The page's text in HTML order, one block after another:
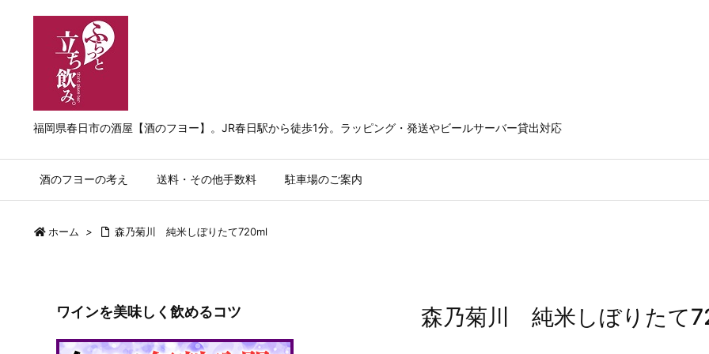
福岡県春日市の酒屋【酒のフヨー】。JR春日駅から徒歩1分。ラッピング・発送やビールサーバー貸出対応
酒のフヨーの考え 送料・その他手数料 駐車場のご案内
ホーム > 森乃菊川 純米しぼりたて720ml
森乃菊川 純米しぼりたて
ワインを美味しく飲めるコツ